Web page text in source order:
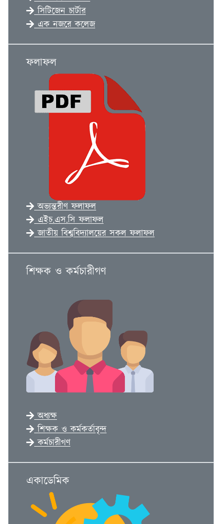
সিটিজেন চার্টার
এক নজরে কলেজ
ফলাফল
অভ্যন্তরীণ ফলাফল
এইচ.এস.সি ফলাফল
জাতীয় বিশ্ববিদ্যালয়ের সকল ফলাফল
শিক্ষক ও কর্মচারীগণ
অধ্যক্ষ
শিক্ষক ও কর্মকর্তাবৃন্দ
কর্মচারীগণ
একাডেমিক